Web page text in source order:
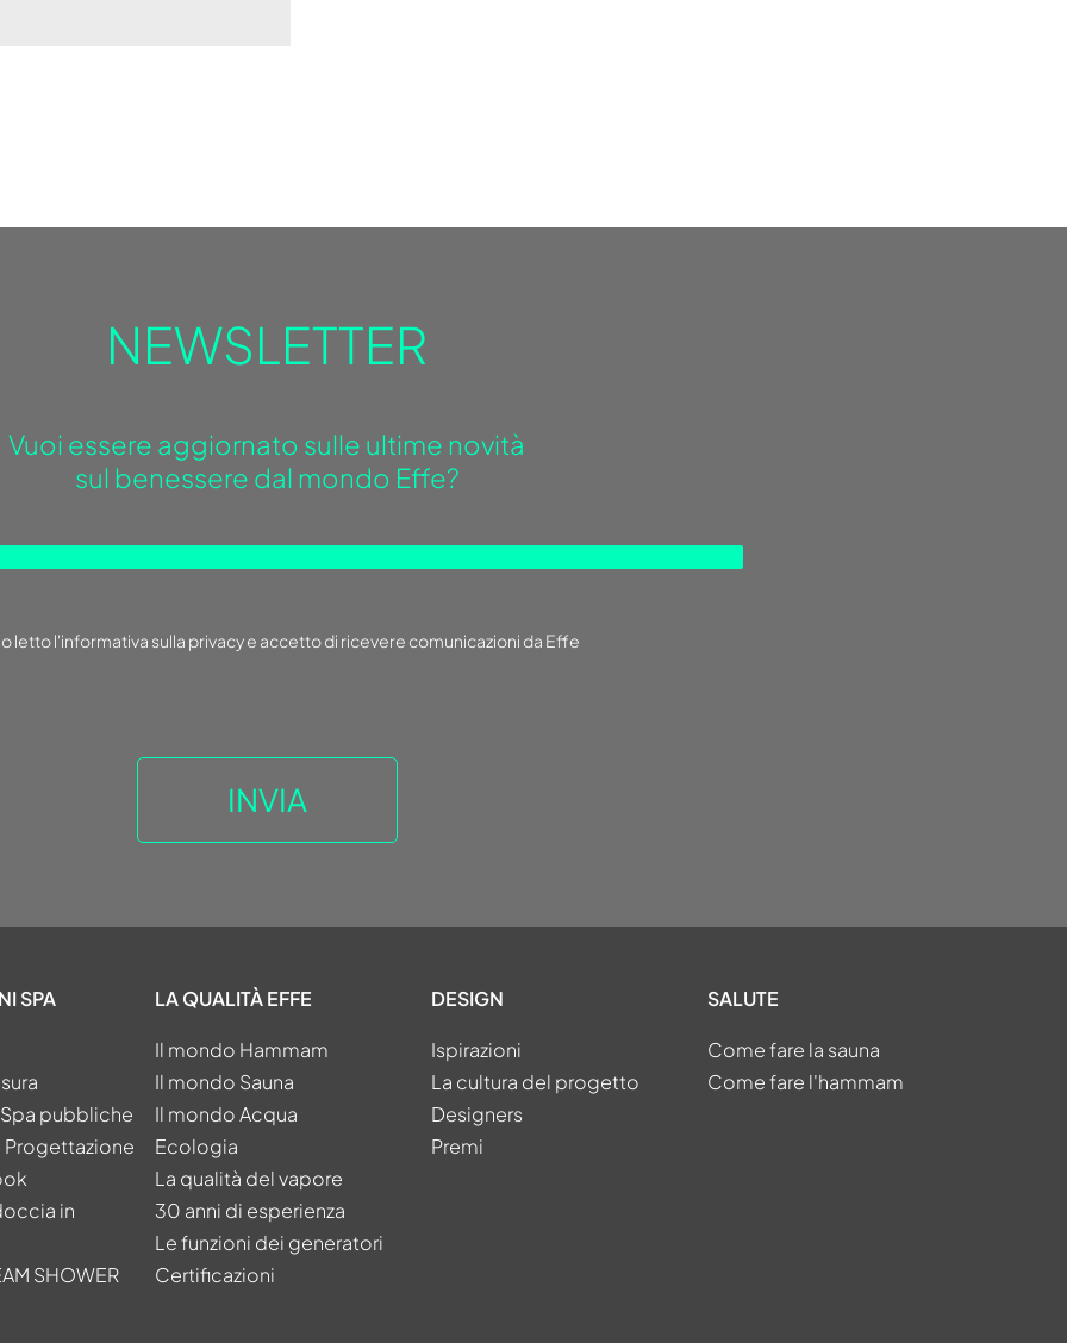
NEWSLETTER
Vuoi essere aggiornato sulle ultime novità
sul benessere dal mondo Effe?
lettol'informativa sulla privacye accetto di ricevere comunicazioni da Effe
SPA
pubbliche
in
SHOWER
LA QUALITÀ EFFE
Il mondo Hammam
Il mondo Sauna
Il mondo Acqua
Ecologia
La qualità del vapore
30 anni di esperienza
Le funzioni dei generatori
Certificazioni
DESIGN
Ispirazioni
La cultura del progetto
Designers
Premi
SALUTE
Come fare la sauna
Come fare l'hammam